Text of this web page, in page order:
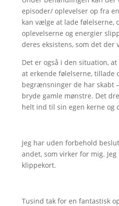
episoder/ oplevelser op fra
kan vælge at lade følelserne,
oplevelserne og energier
deres eksistens, som det der
Det er også i den situation,
at erkende følelserne, tillade
begrænsninger de har skabt
bryde gamle mønstre. Det
helt ind til sin egen kerne og
Jeg har uden forbehold
andet, som virker for mig.
klippekort.
Tusind tak for en fantastisk